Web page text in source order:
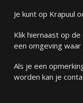
Je kunt op Krapuul
Klik hiernaast op
een omgeving
Als je een
worden kan je